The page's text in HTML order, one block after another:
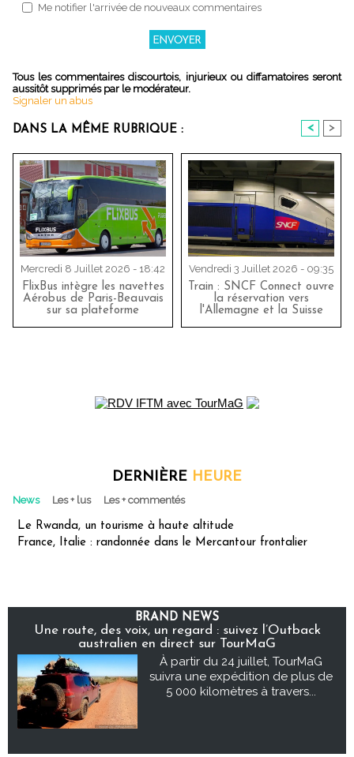
Me notifier l'arrivée de nouveaux commentaires
Tous les commentaires discourtois, injurieux ou diffamatoires seront
aussitôt supprimés par le modérateur.
Signaler un abus
DANS LA MÊME RUBRIQUE : < >
Mercredi 8 Juillet 2026 - 18:42
FlixBus intègre les navettes
Aérobus de Paris-Beauvais
sur sa plateforme
Vendredi 3 Juillet 2026 - 09:35
Train : SNCF Connect ouvre
la réservation vers
l'Allemagne et la Suisse
DERNIÈRE HEURE
News Les + lus Les + commentés
Le Rwanda, un tourisme à haute altitude
France, Italie : randonnée dans le Mercantour frontalier
BRAND NEWS
Une route, des voix, un regard : suivez l’Outback
australien en direct sur TourMaG
À partir du 24 juillet, TourMaG
suivra une expédition de plus de
5 000 kilomètres à travers...